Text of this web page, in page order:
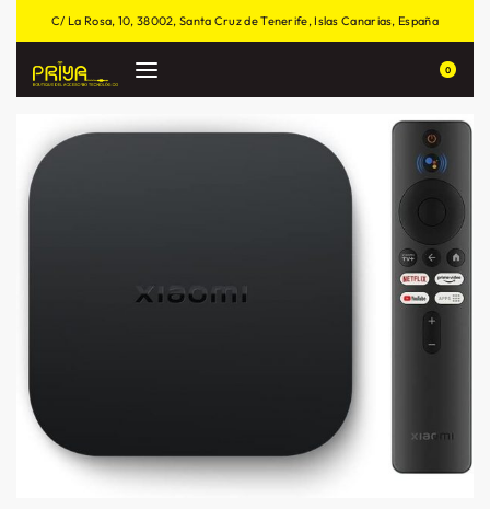
C/ La Rosa, 10, 38002, Santa Cruz de Tenerife, Islas Canarias, España
0